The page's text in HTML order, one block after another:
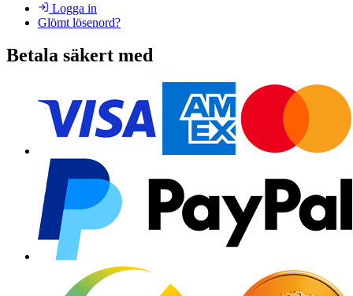
Logga in
Glömt lösenord?
Betala säkert med